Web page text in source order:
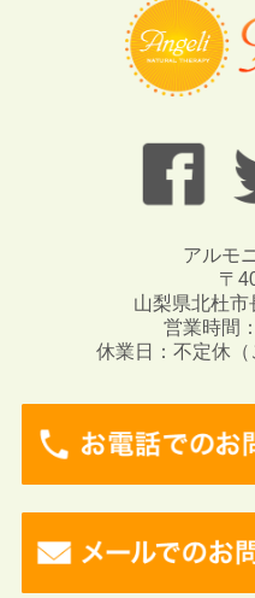
アルモ
〒
山梨県北杜
営業時間
休業日：不定休（